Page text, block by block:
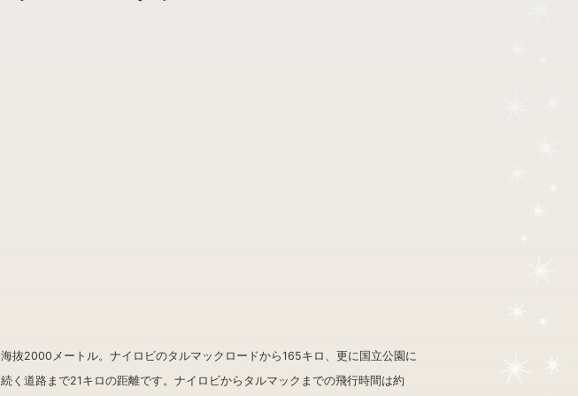
海抜2000メートル。ナイロビのタルマックロードから165キロ、更に国立公園に
続く道路まで21キロの距離です。ナイロビからタルマックまでの飛行時間は約